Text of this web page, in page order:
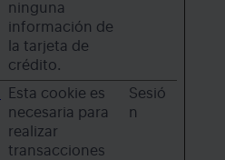
ninguna
información de
la tarjeta de
crédito.
Esta cookie es
necesaria para
realizar
transacciones
Sesió
n